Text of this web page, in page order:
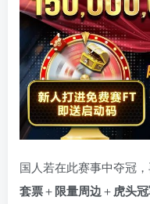
国人若在此赛事中夺冠
套票＋限量周边＋虎头